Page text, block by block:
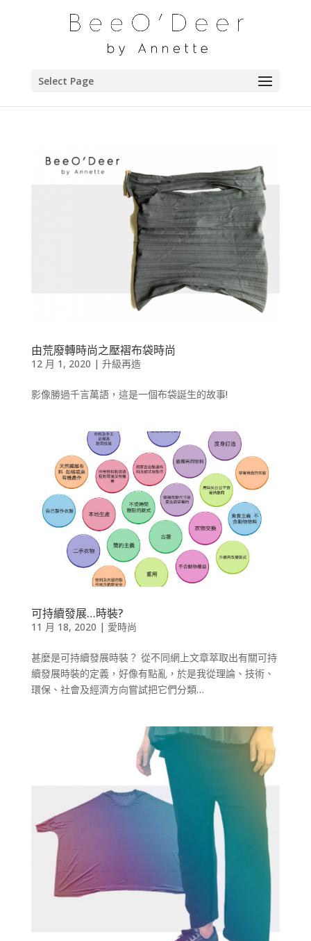
Select Page
由荒廢轉時尚之壓褶布袋時尚
12 月 1, 2020 | 升級再造
影像勝過千言萬語，這是一個布袋誕生的故事!
可持續發展…時裝?
11 月 18, 2020 | 愛時尚
甚麼是可持續發展時裝？ 從不同網上文章萃取出有關可持
續發展時裝的定義，好像有點亂，於是我從理論、技術、
環保、社會及經濟方向嘗試把它們分類…